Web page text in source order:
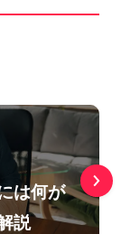
は何が
説